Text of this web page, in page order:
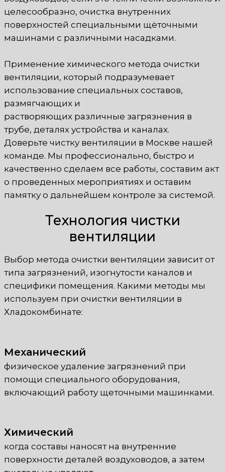
целесообразно, очистка внутренних
поверхностей специальными щёточными
машинами с различными насадками.
Применение химического метода очистки
вентиляции, который подразумевает
использование специальных составов,
размягчающих и
растворяющих различные загрязнения в
трубе, деталях устройства и каналах.
Доверьте чистку вентиляции в Москве нашей
команде. Мы профессионально, быстро и
качественно сделаем все работы, составим акт
о проведенных мероприятиях и оставим
памятку о дальнейшем контроле за системой.
Технология чистки
вентиляции
Выбор метода очистки вентиляции зависит от
типа загрязнений, изогнутости каналов и
специфики помещения. Какими методы мы
используем при очистки вентиляции в
Хладокомбинате:
Механический
физическое удаление загрязнений при
помощи специального оборудования,
включающий работу щеточными машинками.
Химический
когда составы наносят на внутренние
поверхности деталей воздуховодов, а затем